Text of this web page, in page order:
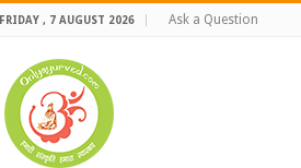
FRIDAY , 7 AUGUST 2026 Ask a Question